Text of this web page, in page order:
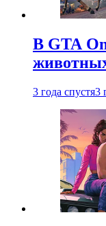
В GTA
3 года спустя3